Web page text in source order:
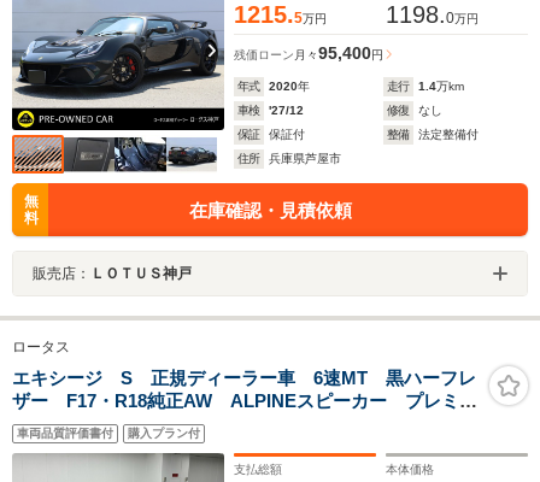
1215.5万円 1198.0万円
残価ローン 月々95,400円
年式 2020年 走行 1.4万km
車検
'27/12 修復
なし
保証
保証付 整備
法定整備付
住所
兵庫県芦屋市
無
料
在庫確認・見積依頼
販売店： ＬＯＴＵＳ神戸
ロータス
エキシージ S 正規ディーラー車 6速MT 黒ハーフレ
ザー F17・R18純正AW ALPINEスピーカー プレミア
ムスポーツパック レースパック 純正リアトランクス
ポイラー レッドキャリパー ETC
車両品質評価書付 購入プラン付
支払総額 本体価格